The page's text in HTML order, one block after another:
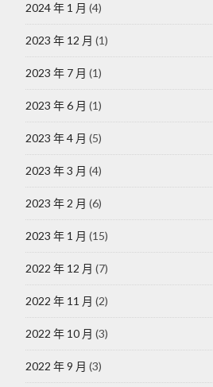
2024 年 1 月 (4)
2023 年 12 月 (1)
2023 年 7 月 (1)
2023 年 6 月 (1)
2023 年 4 月 (5)
2023 年 3 月 (4)
2023 年 2 月 (6)
2023 年 1 月 (15)
2022 年 12 月 (7)
2022 年 11 月 (2)
2022 年 10 月 (3)
2022 年 9 月 (3)